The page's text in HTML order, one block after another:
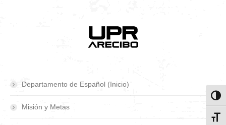
Departamento de Español (Inicio)
Misión y Metas